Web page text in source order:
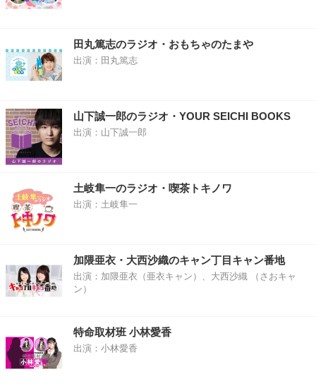
田丸篤志のラジオ・おもちゃのたまや
出演：田丸篤志
山下誠一郎のラジオ・YOUR SEICHI BOOKS
出演：山下誠一郎
土岐隼一のラジオ・喫茶トキノワ
出演：土岐隼一
加隈亜衣・大西沙織のキャン丁目キャン番地
出演：加隈亜衣（亜衣キャン）、大西沙織 （さおキャ
ン）
特命取材班 小林愛香
出演：小林愛香